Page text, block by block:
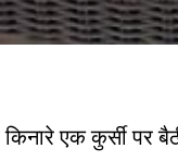
एक कुर्सी पर